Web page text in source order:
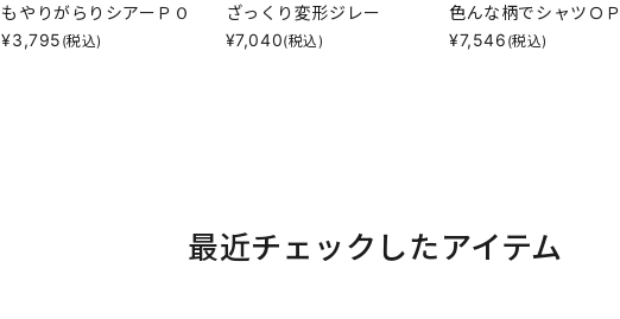
もやりがらりシアーＰＯ
¥3,795 (税込)
ざっくり変形ジレー
¥7,040(税込)
色んな柄でシャツＯＰ
¥7,546 (税込)
最近チェックしたアイテム